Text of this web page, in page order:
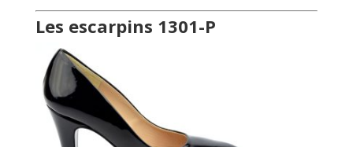
Les escarpins 1301-P